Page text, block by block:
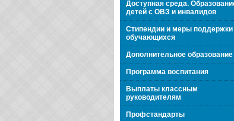
Доступная среда.
детей с ОВЗ и инвалидов
Стипендии и меры поддержки
обучающихся
Дополнительное образование
Программа воспитания
Выплаты классным
руководителям
Профстандарты